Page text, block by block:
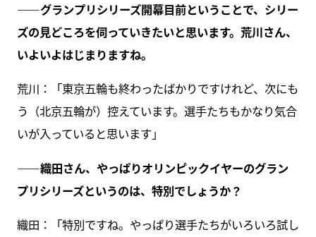
――グランプリシリーズ開幕目前ということで、シリー
ズの見どころを伺っていきたいと思います。荒川さん、
いよいよはじまりますね。
荒川：「東京五輪も終わったばかりですけれど、次にも
う（北京五輪が）控えています。選手たちもかなり気合
いが入っていると思います」
――織田さん、やっぱりオリンピックイヤーのグラン
プリシリーズというのは、特別でしょうか？
織田：「特別ですね。やっぱり選手たちがいろいろ試し